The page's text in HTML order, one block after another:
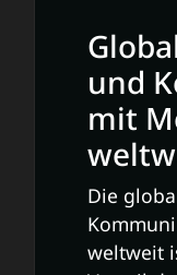
und
mit
Die
weltweit